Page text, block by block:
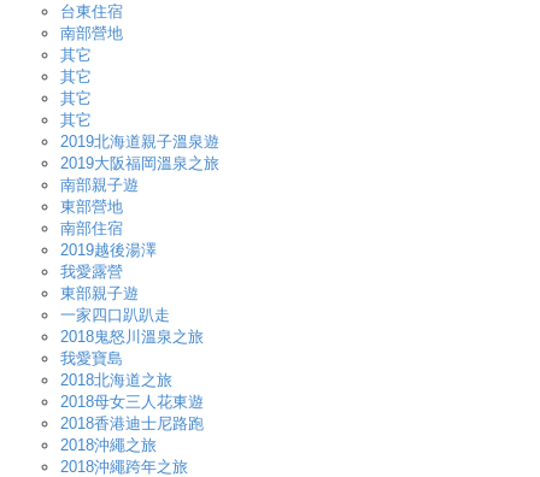
台東住宿
南部營地
其它
其它
其它
其它
2019北海道親子溫泉遊
2019大阪福岡溫泉之旅
南部親子遊
東部營地
南部住宿
2019越後湯澤
我愛露營
東部親子遊
一家四口趴趴走
2018鬼怒川溫泉之旅
我愛寶島
2018北海道之旅
2018母女三人花東遊
2018香港迪士尼路跑
2018沖繩之旅
2018沖繩跨年之旅